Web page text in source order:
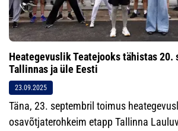
Heategevuslik Teatejooks tähistas 20.
Tallinnas ja üle Eesti
23.09.2025
Täna, 23. septembril toimus
osavõtjaterohkeim etapp Tallinna